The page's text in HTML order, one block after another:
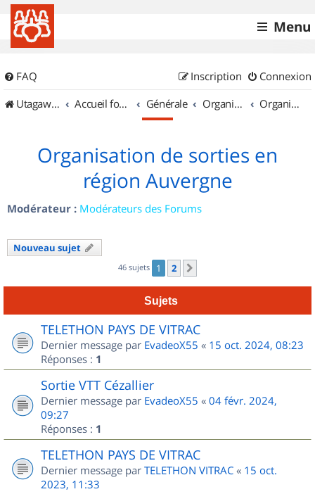
Menu
FAQ Connexion
Inscription
UtagawaVTT (Randos VTT et VTTAE avec traces GPS)
Accueil forum Générale Organisation de sorties & Recherche de partenaires Organisation de sorties en région Auvergne
Organisation de sorties en
région Auvergne
Modérateur : Modérateurs des Forums
Nouveau sujet
46 sujets 1 2
Sujets
TELETHON PAYS DE VITRAC
Dernier message par EvadeoX55 « 15 oct. 2024, 08:23
Réponses : 1
Sortie VTT Cézallier
Dernier message par EvadeoX55 « 04 févr. 2024,
09:27
Réponses : 1
TELETHON PAYS DE VITRAC
Dernier message par TELETHON VITRAC « 15 oct.
2023, 11:33